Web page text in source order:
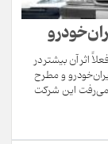
اثر آن بیشتر در
و مطرح
این شرکت